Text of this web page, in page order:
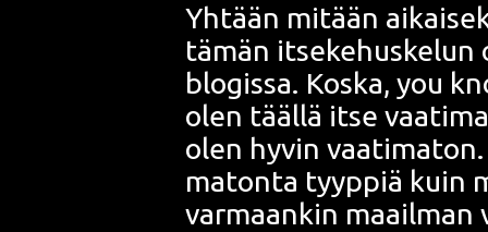
Yhtään mitään
tämän itse­ke­hus­ke­lun
blo­gis­sa. Kos­ka, you
olen tääl­lä itse
olen hyvin
ma­ton­ta tyyp­piä kuin
var­maan­kin